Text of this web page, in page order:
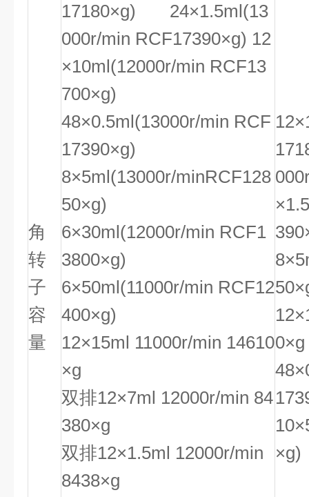
角
转
子
容
量
17180×g) 24×1.5ml(13
000r/min RCF17390×g) 12
×10ml(12000r/min RCF13
700×g)
48×0.5ml(13000r/min RCF
17390×g)
8×5ml(13000r/minRCF128
50×g)
6×30ml(12000r/min RCF1
3800×g)
6×50ml(11000r/min RCF12
400×g)
12×15ml 11000r/min 14610
×g
双排12×7ml 12000r/min 84
380×g
双排12×1.5ml 12000r/min
8438×g
0×g
×g)